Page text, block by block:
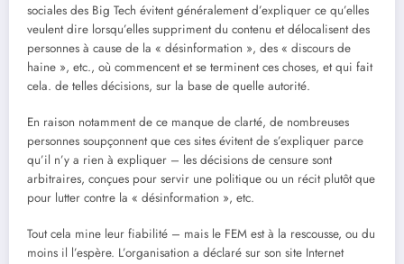
sociales des Big Tech évitent généralement d’expliquer ce qu’elles
veulent dire lorsqu’elles suppriment du contenu et délocalisent des
personnes à cause de la « désinformation », des « discours de
haine », etc., où commencent et se terminent ces choses, et qui fait
cela. de telles décisions, sur la base de quelle autorité.
En raison notamment de ce manque de clarté, de nombreuses
personnes soupçonnent que ces sites évitent de s’expliquer parce
qu’il n’y a rien à expliquer – les décisions de censure sont
arbitraires, conçues pour servir une politique ou un récit plutôt que
pour lutter contre la « désinformation », etc.
Tout cela mine leur fiabilité – mais le FEM est à la rescousse, ou du
moins il l’espère. L’organisation a déclaré sur son site Internet